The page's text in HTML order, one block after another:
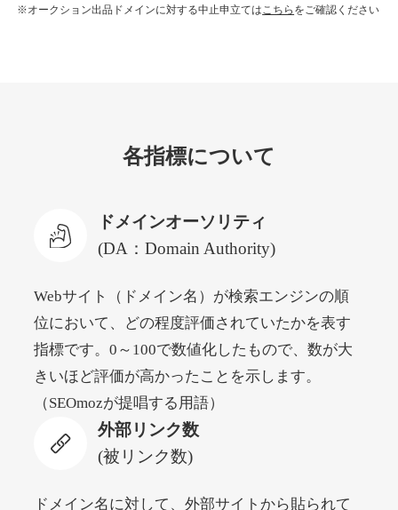
ジャンルその他
詳細を見る
newyorktodaylive.com
DA53 外部リンク数 430 ドメイン年齢
詳細を見る
dog-life-jacket.com
ジャンルその他
外部リンク数393
入札 0件
※オークション出品ドメインに対する中止申立てはこちら をご確認ください
各指標について
ドメインオーソリティ
(DA：Domain Authority)
Webサイト（ドメイン名）が検索エンジンの順
位において、どの程度評価されていたかを表す
指標です。0～100で数値化したもので、数が大
きいほど評価が高かったことを示します。
（SEOmozが提唱する用語）
外部リンク数
(被リンク数)
ドメイン名に対して、外部サイトから貼られて